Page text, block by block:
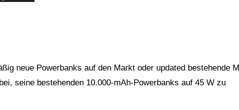
neue Powerbanks auf den Markt oder updated bestehende
seine bestehenden 10.000-mAh-Powerbanks auf 45 W zu